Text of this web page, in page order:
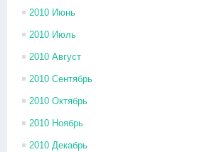
2010 Июнь
2010 Июль
2010 Август
2010 Сентябрь
2010 Октябрь
2010 Ноябрь
2010 Декабрь